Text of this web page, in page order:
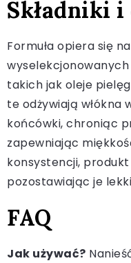
Składniki i
Formuła opiera się
wyselekcjonowanych
takich jak oleje
te odżywiają włókna
końcówki, chroniąc
zapewniając
konsystencji, produkt
pozostawiając je
FAQ
Jak używać?